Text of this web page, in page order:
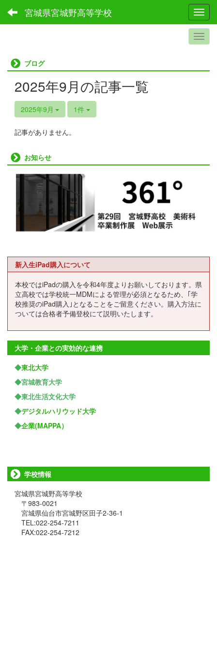
宮城県宮城野高等学校
ブログ
2025年9月の記事一覧
2025年9月 1件
記事がありません。
お知らせ
新入生iPad購入について
本校ではiPadの購入を令和4年度よりお願いしております。県
立高校では学校統一MDMによる管理が必須となるため、｢学
校推奨のiPad購入｣となることをご留意ください。購入方法に
ついては合格者予備登校にて説明いたします。
大学・企業との実効的な連携
◆東北大学
◆宮城教育大学
◆東北生活文化大学
◆デジタルハリウッド大学
◆企業(MAPPA）
学校情報
宮城県宮城野高等学校
〒983-0021
宮城県仙台市宮城野区田子2-36-1
TEL:022-254-7211
FAX:022-254-7212